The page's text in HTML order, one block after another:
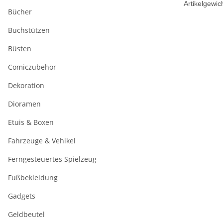
Bücher
Buchstützen
Büsten
Comiczubehör
Dekoration
Dioramen
Etuis & Boxen
Fahrzeuge & Vehikel
Ferngesteuertes Spielzeug
Fußbekleidung
Gadgets
Geldbeutel